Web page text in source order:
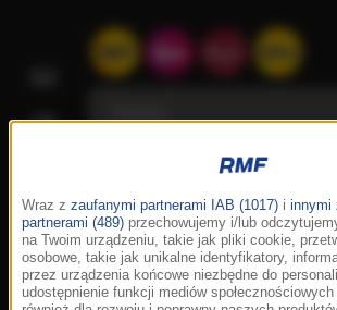
Wraz z zaufanymi partnerami IAB (1017) i innymi
partnerami (489) przechowujemy i/lub
na Twoim urządzeniu, takie jak pliki cookie,
osobowe, takie jak unikalne identyfikatory,
przez urządzenia końcowe niezbędne do
udostępnienie funkcji mediów